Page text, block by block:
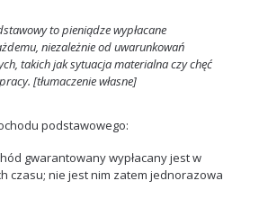
to pieniądze wypłacane
niezależnie od uwarunkowań
takich jak sytuacja materialna czy chęć
[tłumaczenie własne]
podstawowego:
gwarantowany wypłacany jest w
czasu; nie jest nim zatem jednorazowa